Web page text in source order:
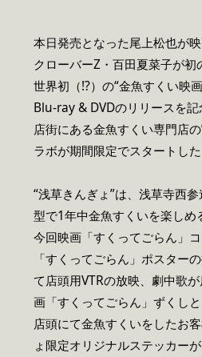
本日発売となった尾上松也が
クローバーZ・百田夏菜子が初
世界初（!?）の“金魚すくい映
Blu-ray & DVDのリリースを
店街にある金魚すくい専門店
ラボが期間限定でスタートした
“浅草きんぎょ”は、浅草寺西
型で1年中金魚すくいを楽しめ
今回映画「すくってごらん」
「すくってごらん」ポスター
て店頭用VTRの放映、劇中歌
画「すくってごらん」ずくし
店頭にて金魚すくいをしたお
ょ限定オリジナルステッカー